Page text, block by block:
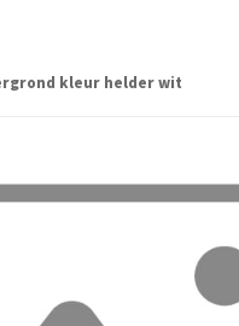
kleur helder wit